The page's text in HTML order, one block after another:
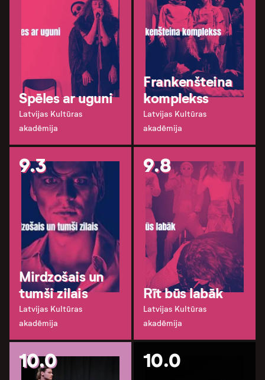
Spēles ar uguni
Latvijas Kultūras
akadēmija
Frankenšteina
komplekss
Latvijas Kultūras
akadēmija
9.3
Mirdzošais un
tumši zilais
Latvijas Kultūras
akadēmija
9.8
Rīt būs labāk
Latvijas Kultūras
akadēmija
10.0 10.0